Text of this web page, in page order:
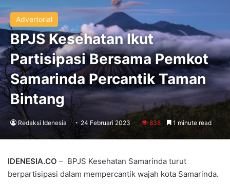
Advertorial
BPJS Kesehatan Ikut
Partisipasi Bersama Pemkot
Samarinda Percantik Taman
Bintang
Redaksi Idenesia 24 Februari 2023 838 1 minute read
IDENESIA.CO – BPJS Kesehatan Samarinda turut
berpartisipasi dalam mempercantik wajah kota Samarinda.